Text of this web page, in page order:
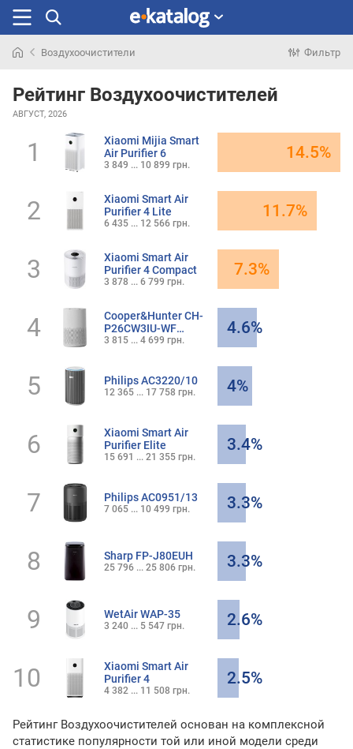
раньше
Воздухоочистители Фильтр
Рейтинг Воздухоочистителей
АВГУСТ, 2026
1
Xiaomi Mijia Smart
Air Purifier 6
3 849 ... 10 899 грн.
14.5%
2
Xiaomi Smart Air
Purifier 4 Lite
6 435 ... 12 566 грн.
11.7%
3
Xiaomi Smart Air
Purifier 4 Compact
3 878 ... 6 799 грн.
7.3%
4
Cooper&Hunter CH-
P26CW3IU-WF
Piedmont
3 815 ... 4 699 грн.
4.6%
5 Philips AC3220/10
12 365 ... 17 758 грн. 4%
6
Xiaomi Smart Air
Purifier Elite
15 691 ... 21 355 грн.
3.4%
7 Philips AC0951/13
7 065 ... 10 499 грн. 3.3%
8 Sharp FP-J80EUH
25 796 ... 25 806 грн. 3.3%
9 WetAir WAP-35
3 240 ... 5 547 грн. 2.6%
10
Xiaomi Smart Air
Purifier 4
4 382 ... 11 508 грн.
2.5%
Рейтинг Воздухоочистителей основан на комплексной
статистике популярности той или иной модели среди